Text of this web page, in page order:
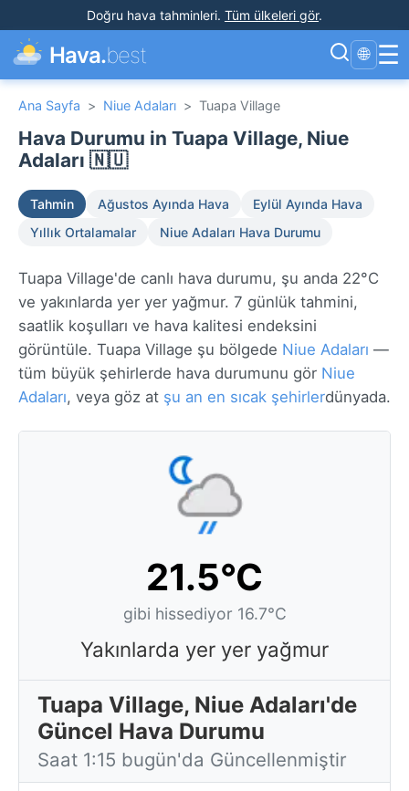
Doğru hava tahminleri. Tüm ülkeleri gör.
Hava.best 🌐 ☰
Ana Sayfa > Niue Adaları > Tuapa Village
Hava Durumu in Tuapa Village, Niue
Adaları 🇳🇺
Tahmin Ağustos Ayında Hava
Eylül Ayında Hava
Yıllık Ortalamalar
Niue Adaları Hava Durumu
Tuapa Village'de canlı hava durumu, şu anda 22°C
ve yakınlarda yer yer yağmur. 7 günlük tahmini,
saatlik koşulları ve hava kalitesi endeksini
görüntüle. Tuapa Village şu bölgede Niue Adaları —
tüm büyük şehirlerde hava durumunu gör Niue
Adaları, veya göz at şu an en sıcak şehirlerdünyada.
21.5°C
gibi hissediyor 16.7°C
Yakınlarda yer yer yağmur
Tuapa Village, Niue Adaları'de
Güncel Hava Durumu
Saat 1:15 bugün'da Güncellenmiştir